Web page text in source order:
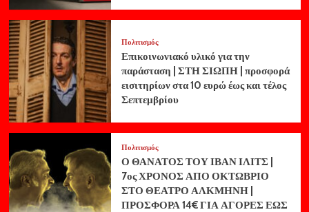
Πολιτισμός
Επικοινωνιακό υλικό για την
παράσταση | ΣΤΗ ΣΙΩΠΗ | προσφορά
εισιτηρίων στα 10 ευρώ έως και τέλος
Σεπτεμβρίου
Πολιτισμός
Ο ΘΑΝΑΤΟΣ ΤΟΥ ΙΒΑΝ ΙΛΙΤΣ |
7ος ΧΡΟΝΟΣ ΑΠΟ ΟΚΤΩΒΡΙΟ
ΣΤΟ ΘΕΑΤΡΟ ΑΛΚΜΗΝΗ |
ΠΡΟΣΦΟΡΑ 14€ ΓΙΑ ΑΓΟΡΕΣ ΕΩΣ